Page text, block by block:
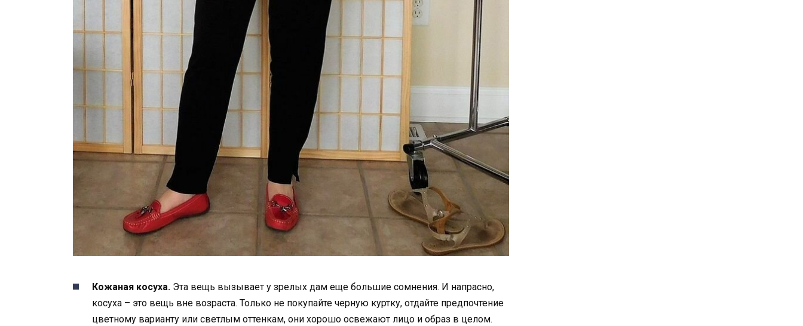
Кожаная косуха. Эта вещь вызывает у зрелых дам еще большие сомнения. И напрасно,
косуха – это вещь вне возраста. Только не покупайте черную куртку, отдайте предпочтение
цветному варианту или светлым оттенкам, они хорошо освежают лицо и образ в целом.